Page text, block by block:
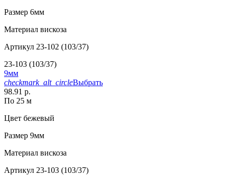
Размер 6мм
Материал вискоза
Артикул 23-102 (103/37)
23-103 (103/37)
9мм
checkmark_alt_circleВыбрать
98.91 р.
По 25 м
Цвет бежевый
Размер 9мм
Материал вискоза
Артикул 23-103 (103/37)